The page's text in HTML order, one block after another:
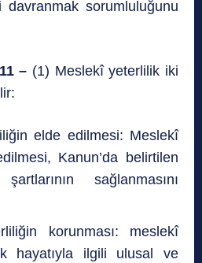
sorumluluğunu
– (1) Meslekî yeterlilik iki
elde edilmesi: Meslekî
Kanun’da belirtilen
sağlanmasını
korunması: meslekî
hayatıyla ilgili ulusal ve